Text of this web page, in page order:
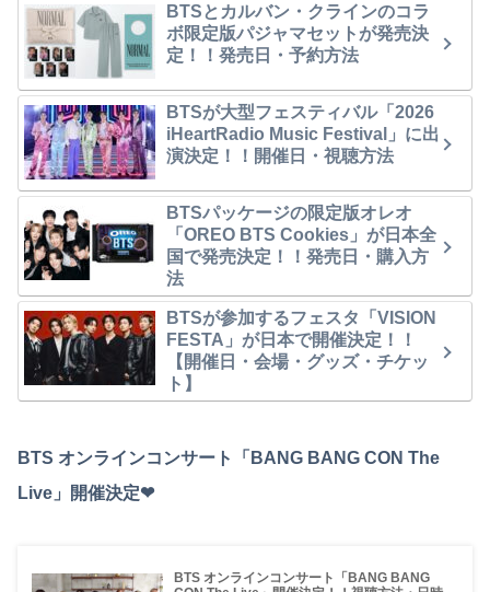
BTSとカルバン・クラインのコラ
ボ限定版パジャマセットが発売決
定！！発売日・予約方法
BTSが大型フェスティバル「2026
iHeartRadio Music Festival」に出
演決定！！開催日・視聴方法
BTSパッケージの限定版オレオ
「OREO BTS Cookies」が日本全
国で発売決定！！発売日・購入方
法
BTSが参加するフェスタ「VISION
FESTA」が日本で開催決定！！
【開催日・会場・グッズ・チケッ
ト】
BTS オンラインコンサート「BANG BANG CON The
Live」開催決定❤︎
BTS オンラインコンサート「BANG BANG